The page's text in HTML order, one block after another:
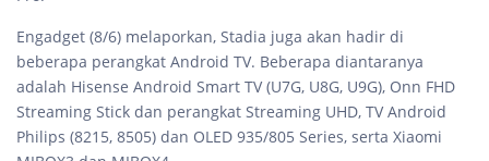
Engadget (8/6) melaporkan, Stadia juga akan hadir di
beberapa perangkat Android TV. Beberapa diantaranya
adalah Hisense Android Smart TV (U7G, U8G, U9G), Onn FHD
Streaming Stick dan perangkat Streaming UHD, TV Android
Philips (8215, 8505) dan OLED 935/805 Series, serta Xiaomi